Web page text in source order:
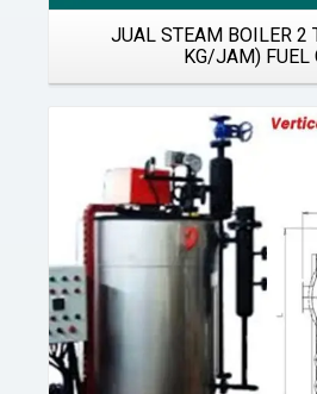
JUAL STEAM BOILER 2
KG/JAM) FUEL
Details